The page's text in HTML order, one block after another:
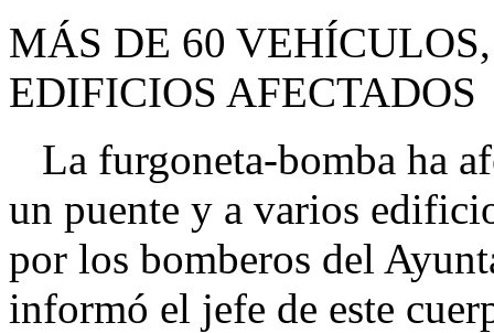
MÁS DE 60
EDIFICIOS AFECTADOS
La furgoneta-bomba ha
un puente y a varios
por los bomberos del
informó el jefe de este